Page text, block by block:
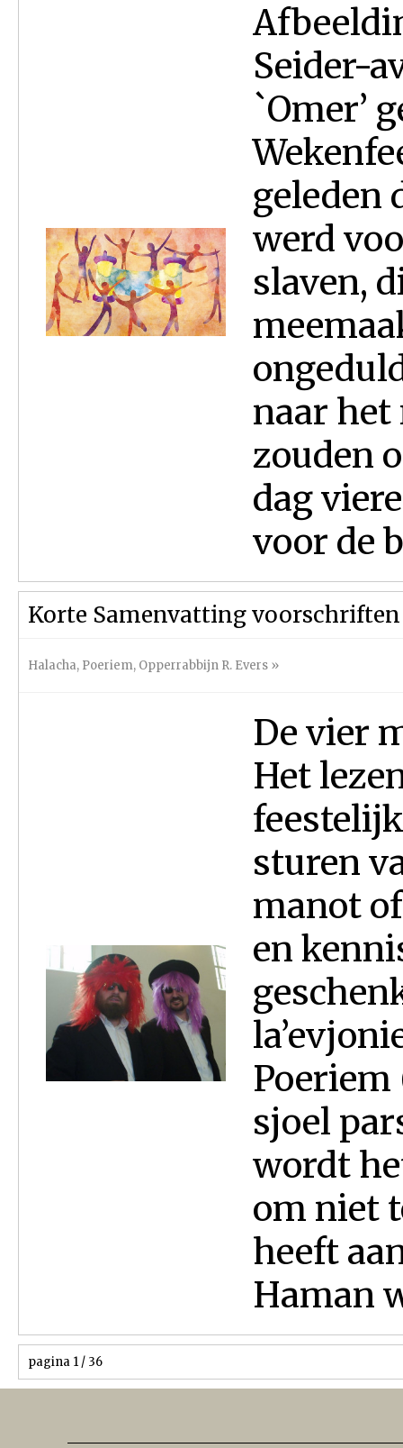
Seider-
`Omer’
geleden
werd
slaven,
naar het
zouden
dag
voor de
Korte Samenvatting
Halacha, Poeriem, Opperrabbijn R. Evers »
De vier
Het
sturen
manot
en
sjoel
wordt
om niet
heeft
Haman
pagina 1 / 36